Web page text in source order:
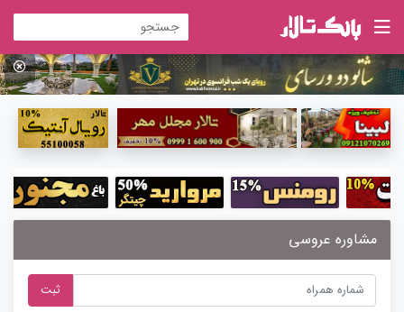
مشاوره عروسی
ثبت